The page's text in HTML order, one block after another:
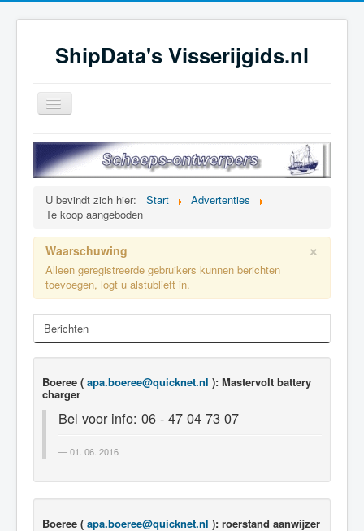
ShipData's Visserijgids.nl
Schakelen
navigatie
≡
U bevindt zich hier: Start
Advertenties
Te koop aangeboden
×
Waarschuwing
Alleen geregistreerde gebruikers kunnen berichten
toevoegen, logt u alstublieft in.
Berichten
Boeree ( apa.boeree@quicknet.nl ): Mastervolt battery
charger
Bel voor info: 06 - 47 04 73 07
01. 06. 2016
Boeree ( apa.boeree@quicknet.nl ): roerstand aanwijzer